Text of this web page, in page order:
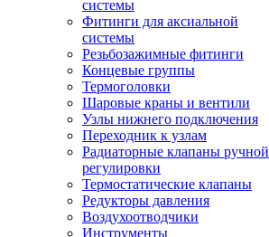
системы
Фитинги для аксиальной
системы
Резьбозажимные фитинги
Концевые группы
Термоголовки
Шаровые краны и вентили
Узлы нижнего подключения
Переходник к узлам
Радиаторные клапаны ручной
регулировки
Термостатические клапаны
Редукторы давления
Воздухоотводчики
Инструменты